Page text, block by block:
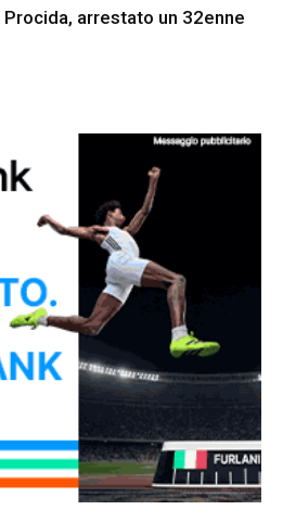
arrestato un 32enne